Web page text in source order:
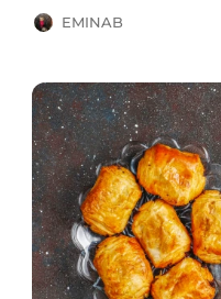
EMINAB